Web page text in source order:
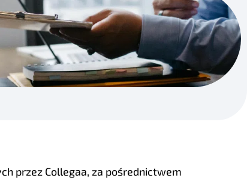
przez Collegaa, za pośrednictwem